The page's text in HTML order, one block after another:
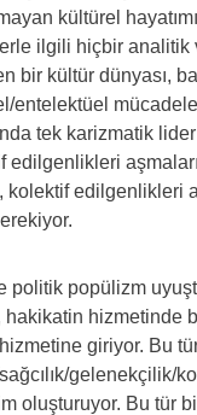
kültürel
ilgili hiçbir analitik
bir kültür dünyası,
entelektüel mücadele
tek karizmatik
edilgenlikleri
kolektif
politik popülizm
hakikatin hizmetinde
giriyor. Bu
gelenekçilik/
oluşturuyor. Bu tür